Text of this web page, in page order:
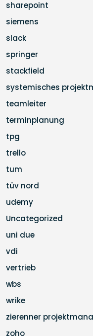
sharepoint
siemens
slack
springer
stackfield
systemisches
teamleiter
terminplanung
tpg
trello
tum
tüv nord
udemy
Uncategorized
uni due
vdi
vertrieb
wbs
wrike
zierenner
zoho